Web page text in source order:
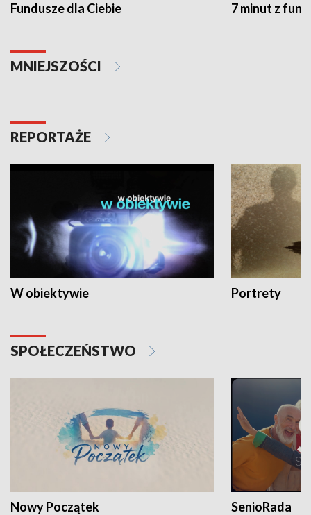
Fundusze dla Ciebie 7 minut z
MNIEJSZOŚCI
REPORTAŻE
W obiektywie Portrety
SPOŁECZEŃSTWO
Nowy Początek SenioRada